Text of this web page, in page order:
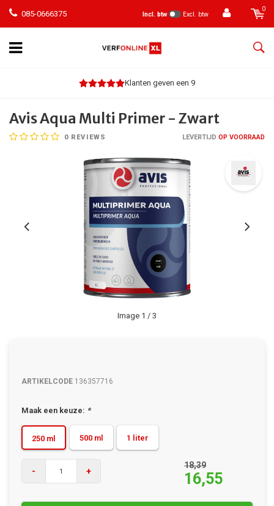
085-0666375 Incl. btw Excl. btw
0
Klanten geven een 9
Avis Aqua Multi Primer - Zwart
0 REVIEWS LEVERTIJD OP VOORRAAD
Image 1 / 3
ARTIKELCODE 136357716
Maak een keuze: *
250 ml 500 ml 1 liter
- +
18,39
16,55